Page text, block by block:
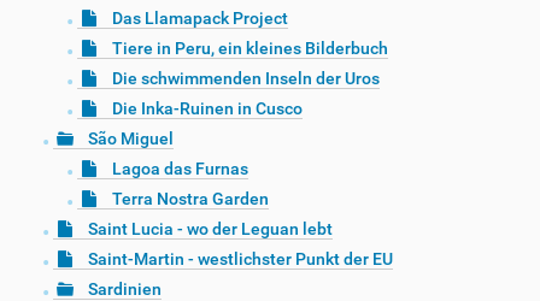
Das Llamapack Project
Tiere in Peru, ein kleines Bilderbuch
Die schwimmenden Inseln der Uros
Die Inka-Ruinen in Cusco
São Miguel
Lagoa das Furnas
Terra Nostra Garden
Saint Lucia - wo der Leguan lebt
Saint-Martin - westlichster Punkt der EU
Sardinien